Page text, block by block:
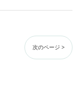
次のページ >